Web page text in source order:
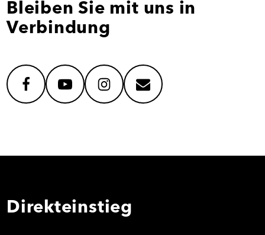
Bleiben Sie mit uns in
Verbindung
facebookyoutubeinstagrammail
Direkteinstieg